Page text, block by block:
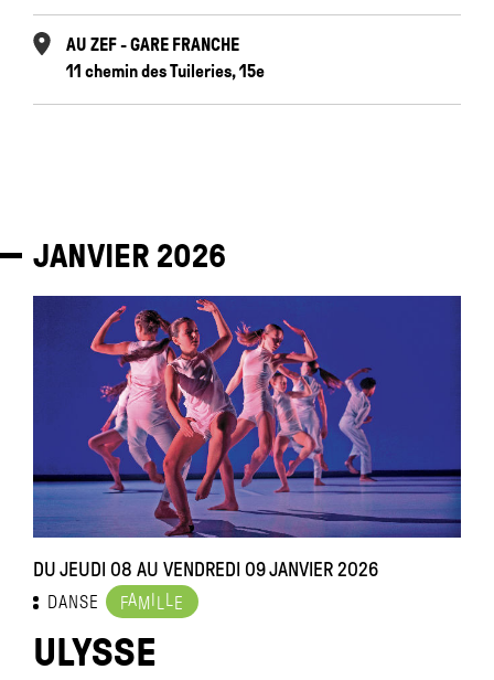
AU ZEF - GARE FRANCHE
11 chemin des Tuileries, 15e
JANVIER 2026
DU JEUDI 08 AU VENDREDI 09 JANVIER 2026
DANSE FAM E
ULYSSE